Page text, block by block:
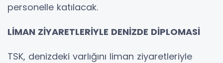
personelle katılacak.
LİMAN ZİYARETLERİYLE DENİZDE DİPLOMASİ
TSK, denizdeki varlığını liman ziyaretleriyle